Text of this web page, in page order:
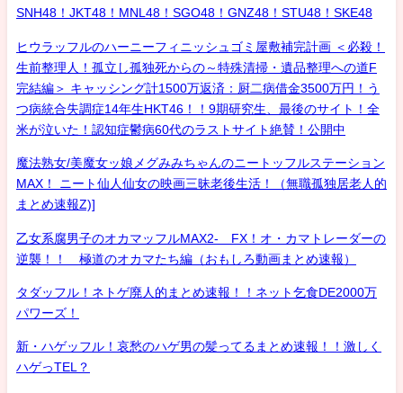
SNH48！JKT48！MNL48！SGO48！GNZ48！STU48！SKE48
ヒウラッフルのハーニーフィニッシュゴミ屋敷補完計画 ＜必殺！
生前整理人！孤立し孤独死からの～特殊清掃・遺品整理への道F
完結編＞ キャッシング計1500万返済：厨二病借金3500万円！う
つ病統合失調症14年生HKT46！！9期研究生、最後のサイト！全
米が泣いた！認知症鬱病60代のラストサイト絶賛！公開中
魔法熟女/美魔女ッ娘メグみみちゃんのニートッフルステーション
MAX！ ニート仙人仙女の映画三昧老後生活！（無職孤独居老人的
まとめ速報Z)]
乙女系腐男子のオカマッフルMAX2- FX！オ・カマトレーダーの
逆襲！！ 極道のオカマたち編（おもしろ動画まとめ速報）
タダッフル！ネトゲ廃人的まとめ速報！！ネット乞食DE2000万
パワーズ！
新・ハゲッフル！哀愁のハゲ男の髪ってるまとめ速報！！激しく
ハゲっTEL？